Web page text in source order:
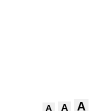
A A A